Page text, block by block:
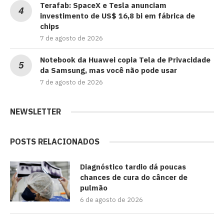
Terafab: SpaceX e Tesla anunciam
investimento de US$ 16,8 bi em fábrica de
chips
7 de agosto de 2026
Notebook da Huawei copia Tela de Privacidade
da Samsung, mas você não pode usar
7 de agosto de 2026
NEWSLETTER
POSTS RELACIONADOS
Diagnóstico tardio dá poucas
chances de cura do câncer de
pulmão
6 de agosto de 2026